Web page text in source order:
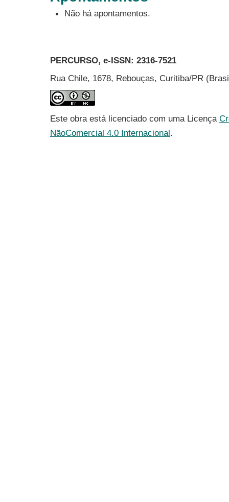
Não há apontamentos.
PERCURSO, e-ISSN: 2316-7521
Rua Chile, 1678, Rebouças, Curitiba/PR
Este obra está licenciado com uma Licença
NãoComercial 4.0 Internacional.